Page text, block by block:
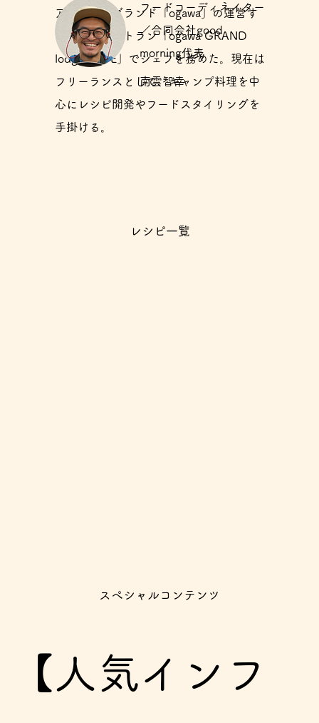
アウトドアブランド「ogawa」の運営す
るカフェレストラン「ogawa GRAND
lodge CAFE」でシェフを務めた。現在は
フリーランスとして、キャンプ料理を中
心にレシピ開発やフードスタイリングを
手掛ける。
フードコーディネイター
／合同会社good
morning代表
南雲智幸
レシピ一覧
スペシャルコンテンツ
【人気インフ